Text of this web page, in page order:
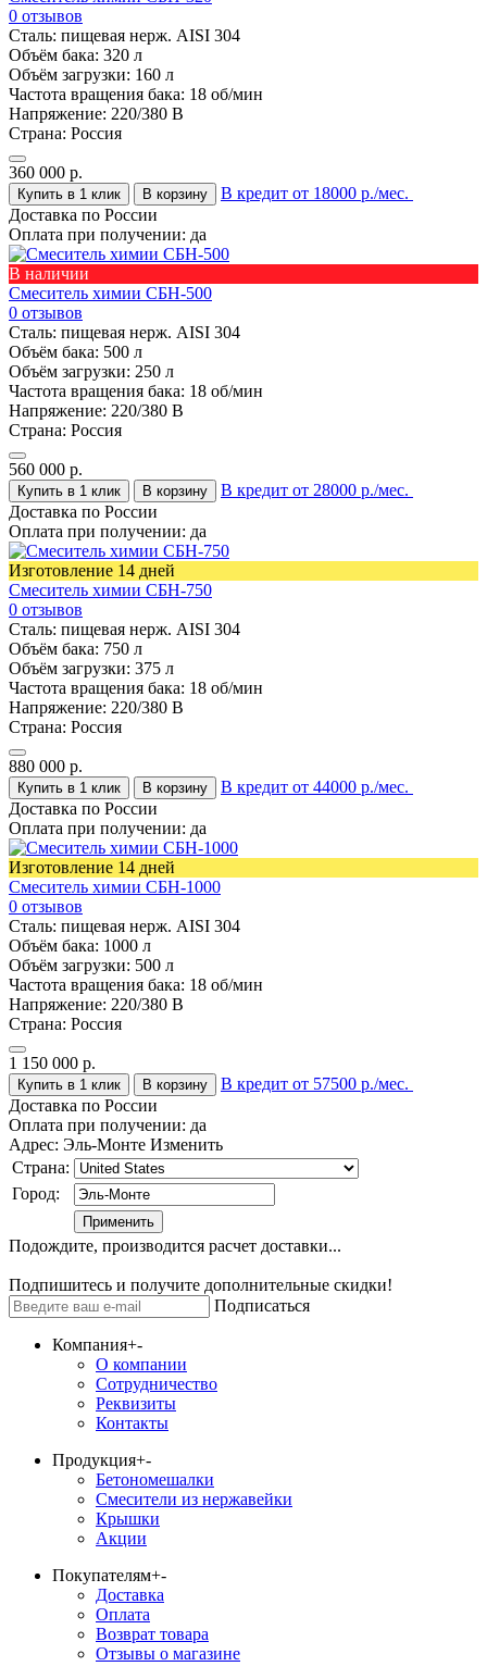
0 отзывов
Сталь: пищевая нерж. AISI 304
Объём бака: 320 л
Объём загрузки: 160 л
Частота вращения бака: 18 об/мин
Напряжение: 220/380 В
Страна: Россия
360 000 р.
Купить в 1 клик В корзину
В кредит от 18000 р./мес.
Доставка по России
Оплата при получении: да
В наличии
Смеситель химии СБН-500
0 отзывов
Сталь: пищевая нерж. AISI 304
Объём бака: 500 л
Объём загрузки: 250 л
Частота вращения бака: 18 об/мин
Напряжение: 220/380 В
Страна: Россия
560 000 р.
Купить в 1 клик В корзину
В кредит от 28000 р./мес.
Доставка по России
Оплата при получении: да
Изготовление 14 дней
Смеситель химии СБН-750
0 отзывов
Сталь: пищевая нерж. AISI 304
Объём бака: 750 л
Объём загрузки: 375 л
Частота вращения бака: 18 об/мин
Напряжение: 220/380 В
Страна: Россия
880 000 р.
Купить в 1 клик В корзину
В кредит от 44000 р./мес.
Доставка по России
Оплата при получении: да
Изготовление 14 дней
Смеситель химии СБН-1000
0 отзывов
Сталь: пищевая нерж. AISI 304
Объём бака: 1000 л
Объём загрузки: 500 л
Частота вращения бака: 18 об/мин
Напряжение: 220/380 В
Страна: Россия
1 150 000 р.
Купить в 1 клик В корзину
В кредит от 57500 р./мес.
Доставка по России
Оплата при получении: да
Адрес: Эль-Монте Изменить
Страна:
Город:
Подождите, производится расчет доставки...
Подпишитесь и получите дополнительные скидки!
Подписаться
Компания+-
О компании
Сотрудничество
Реквизиты
Контакты
Продукция+-
Бетономешалки
Смесители из нержавейки
Крышки
Акции
Покупателям+-
Доставка
Оплата
Возврат товара
Отзывы о магазине